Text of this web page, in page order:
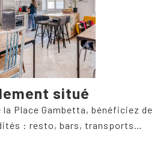
situé
la Place Gambetta, bénéficiez de
: resto, bars, transports…